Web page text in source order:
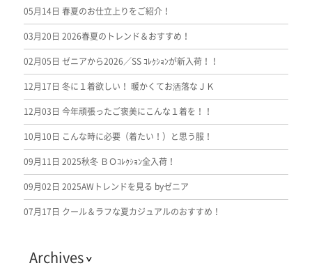
05月14日 春夏のお仕立上りをご紹介！
03月20日 2026春夏のトレンド＆おすすめ！
02月05日 ゼニアから2026／SS ｺﾚｸｼｮﾝが新入荷！！
12月17日 冬に１着欲しい！ 暖かくてお洒落なＪＫ
12月03日 今年頑張ったご褒美にこんな１着を！！
10月10日 こんな時に必要（着たい！）と思う服！
09月11日 2025秋冬 ＢＯｺﾚｸｼｮﾝ全入荷！
09月02日 2025AWトレンドを見る byゼニア
07月17日 クール＆ラフな夏カジュアルのおすすめ！
Archives